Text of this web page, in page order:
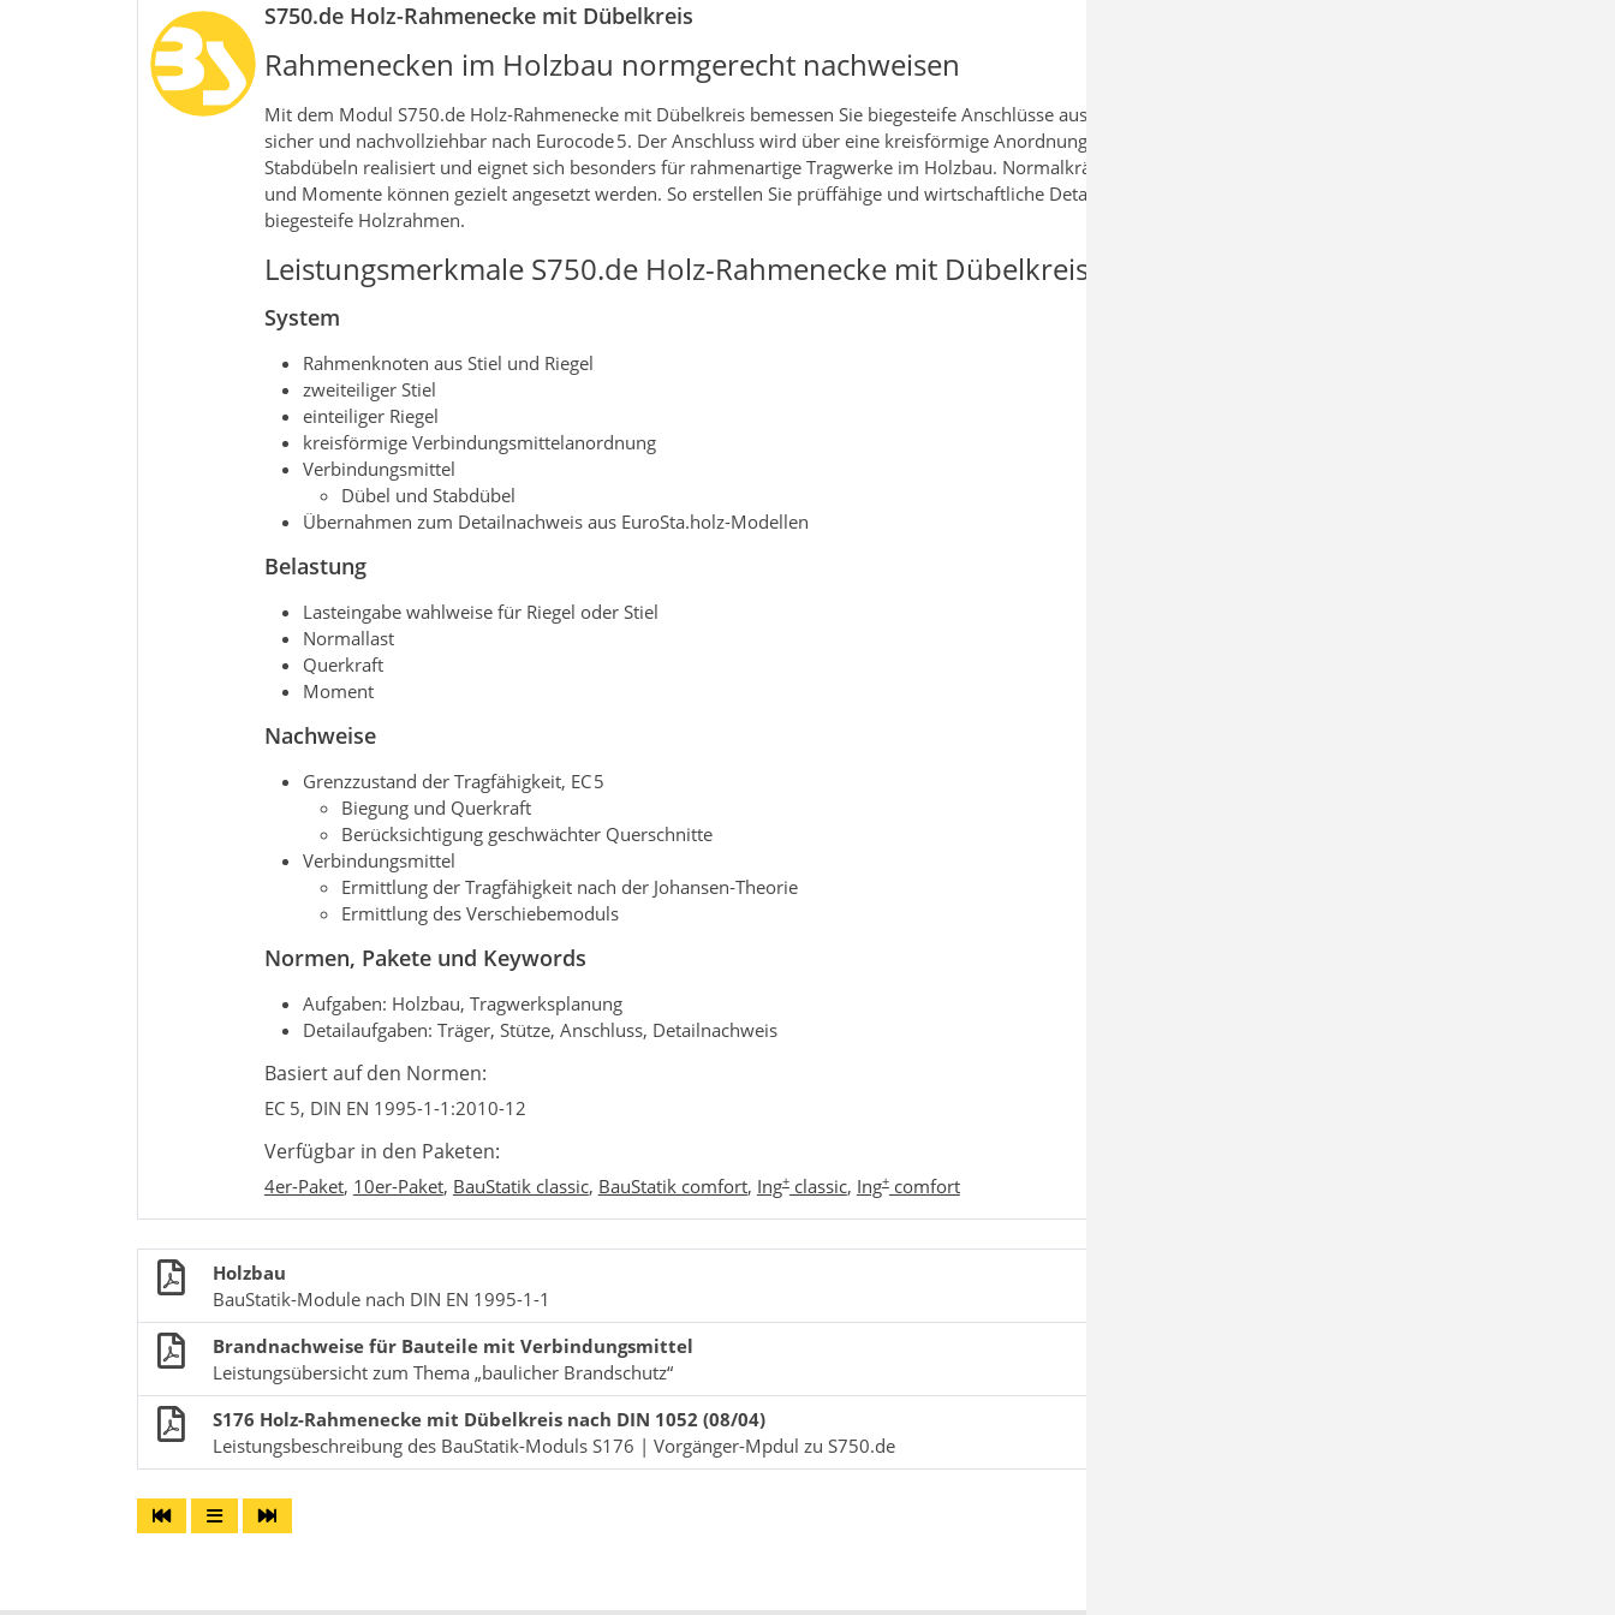
S750.de Holz-Rahmenecke mit Dübelkreis
Rahmenecken im Holzbau normgerecht nachweisen
Mit dem Modul S750.de Holz‑Rahmenecke mit Dübelkreis bemessen Sie biegesteife Anschlüsse aus Stiel und Riegel
sicher und nachvollziehbar nach Eurocode 5. Der Anschluss wird über eine kreisförmige Anordnung von Dübeln oder
Stabdübeln realisiert und eignet sich besonders für rahmenartige Tragwerke im Holzbau. Normalkräfte, Querkräfte
und Momente können gezielt angesetzt werden. So erstellen Sie prüffähige und wirtschaftliche Detailnachweise für
biegesteife Holzrahmen.
Leistungsmerkmale S750.de Holz-Rahmenecke mit Dübelkreis
System
Rahmenknoten aus Stiel und Riegel
zweiteiliger Stiel
einteiliger Riegel
kreisförmige Verbindungsmittelanordnung
Verbindungsmittel
Dübel und Stabdübel
Übernahmen zum Detailnachweis aus EuroSta.holz‑Modellen
Belastung
Lasteingabe wahlweise für Riegel oder Stiel
Normallast
Querkraft
Moment
Nachweise
Grenzzustand der Tragfähigkeit, EC 5
Biegung und Querkraft
Berücksichtigung geschwächter Querschnitte
Verbindungsmittel
Ermittlung der Tragfähigkeit nach der Johansen‑Theorie
Ermittlung des Verschiebemoduls
Normen, Pakete und Keywords
Aufgaben: Holzbau, Tragwerksplanung
Detailaufgaben: Träger, Stütze, Anschluss, Detailnachweis
Basiert auf den Normen:
EC 5, DIN EN 1995-1-1:2010-12
Verfügbar in den Paketen:
4er-Paket, 10er-Paket, BauStatik classic, BauStatik comfort, Ing+classic, Ing+comfort
Holzbau
BauStatik-Module nach DIN EN 1995-1-1
Brandnachweise für Bauteile mit Verbindungsmittel
Leistungsübersicht zum Thema „baulicher Brandschutz“
S176 Holz-Rahmenecke mit Dübelkreis nach DIN 1052 (08/04)
Leistungsbeschreibung des BauStatik-Moduls S176 | Vorgänger-Mpdul zu S750.de